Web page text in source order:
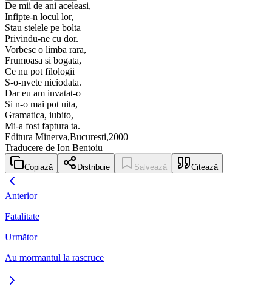
De mii de ani aceleasi,
Infipte-n locul lor,
Stau stelele pe bolta
Privindu-ne cu dor.
Vorbesc o limba rara,
Frumoasa si bogata,
Ce nu pot filologii
S-o-nvete niciodata.
Dar eu am invatat-o
Si n-o mai pot uita,
Gramatica, iubito,
Mi-a fost faptura ta.
Editura Minerva,Bucuresti,2000
Traducere de Ion Bentoiu
Copiază Distribuie Salvează Citează
Anterior
Fatalitate
Următor
Au mormantul la rascruce